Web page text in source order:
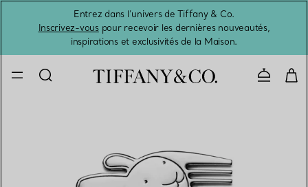
Entrez dans l’univers de Tiffany & Co.
Inscrivez-vouspour recevoir les dernières nouveautés,
inspirations et exclusivités de la Maison.